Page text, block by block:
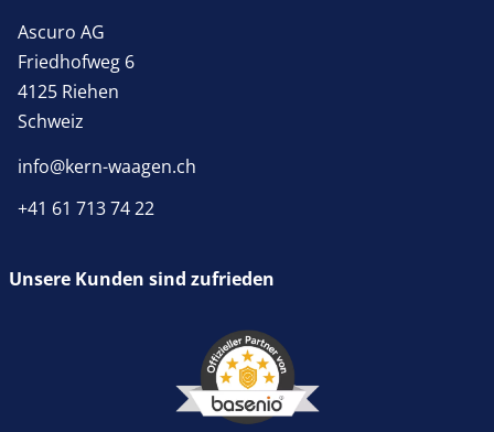
Ascuro AG
Friedhofweg 6
4125 Riehen
Schweiz
info@kern-waagen.ch
+41 61 713 74 22
Unsere Kunden sind zufrieden